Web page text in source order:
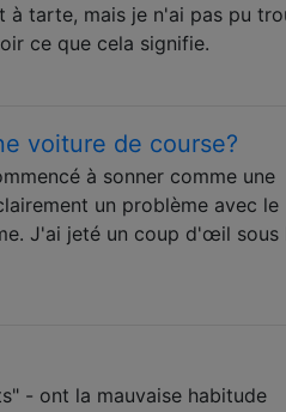
à tarte, mais je n'ai pas pu
ce que cela signifie.
voiture de course?
à sonner comme une
un problème avec le
J'ai jeté un coup d'œil sous
- ont la mauvaise habitude